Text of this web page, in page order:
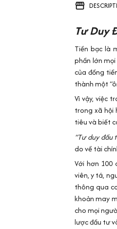
Tư Duy
Tiền bạc là
phần lớn
của đồng
thành một
Vì vậy, việc
trong xã hội
tiêu và biết
“Tư duy đầu
do về tài
Với hơn
viên, y tá,
thông qua
khoản may
cho mọi
lược đầu tư